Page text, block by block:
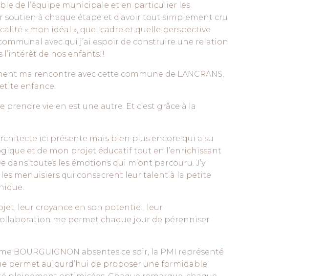
de l’équipe municipale et en particulier les
à chaque étape et d’avoir tout simplement cru
« mon idéal », quel cadre et quelle perspective
avec qui j’ai espoir de construire une relation
l’intérêt de nos enfants!!
ma rencontre avec cette commune de LANCRANS,
enfance.
vie en est une autre. Et c’est grâce à la
ici présente mais bien plus encore qui a su
et de mon projet éducatif tout en l’enrichissant
dans toutes les émotions qui m’ont parcouru. J’y
menuisiers qui consacrent leur talent à la petite
leur croyance en son potentiel, leur
me permet chaque jour de pérenniser
BOURGUIGNON absentes ce soir, la PMI représenté
permet aujourd’hui de proposer une formidable